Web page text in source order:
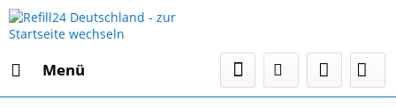
Menü